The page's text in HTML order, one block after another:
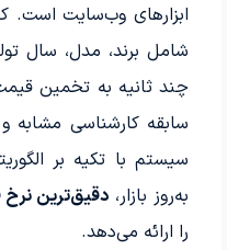
ابزارهای وب‌سایت است.
شامل برند، مدل، سال
چند ثانیه به تخمین
سابقه کارشناسی مشابه
سیستم با تکیه بر
به‌روز بازار، دقیق‌ترین
را ارائه می‌دهد.